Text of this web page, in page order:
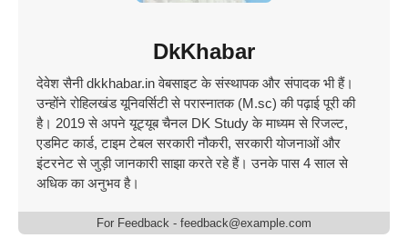
DkKhabar
देवेश सैनी dkkhabar.in वेबसाइट के संस्थापक और संपादक भी हैं।
उन्होंने रोहिलखंड यूनिवर्सिटी से परास्नातक (M.sc) की पढ़ाई पूरी की
है। 2019 से अपने यूट्यूब चैनल DK Study के माध्यम से रिजल्ट,
एडमिट कार्ड, टाइम टेबल सरकारी नौकरी, सरकारी योजनाओं और
इंटरनेट से जुड़ी जानकारी साझा करते रहे हैं। उनके पास 4 साल से
अधिक का अनुभव है।
For Feedback - feedback@example.com